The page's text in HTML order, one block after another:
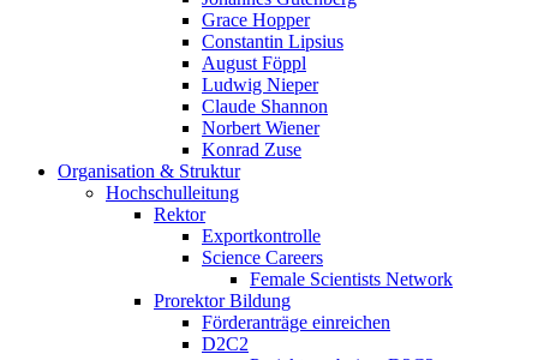
Grace Hopper
Constantin Lipsius
August Föppl
Ludwig Nieper
Claude Shannon
Norbert Wiener
Konrad Zuse
Organisation & Struktur
Hochschulleitung
Rektor
Exportkontrolle
Science Careers
Female Scientists Network
Prorektor Bildung
Förderanträge einreichen
D2C2